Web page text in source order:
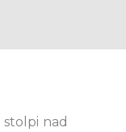
nad